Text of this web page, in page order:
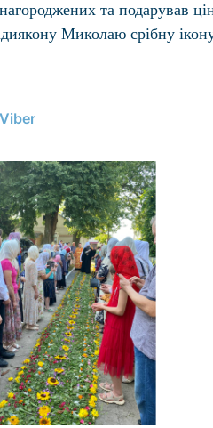
та подарував
Миколаю срібну
Viber